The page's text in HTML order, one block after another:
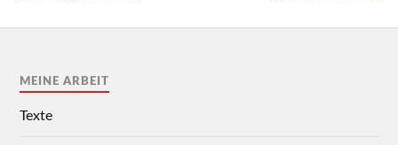
MEINE ARBEIT
Texte